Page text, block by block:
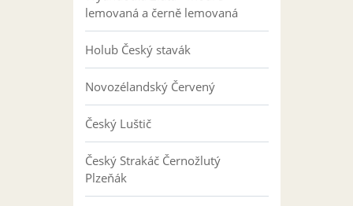
lemovaná a černě lemovaná
Holub Český stavák
Novozélandský Červený
Český Luštič
Český Strakáč Černožlutý
Plzeňák